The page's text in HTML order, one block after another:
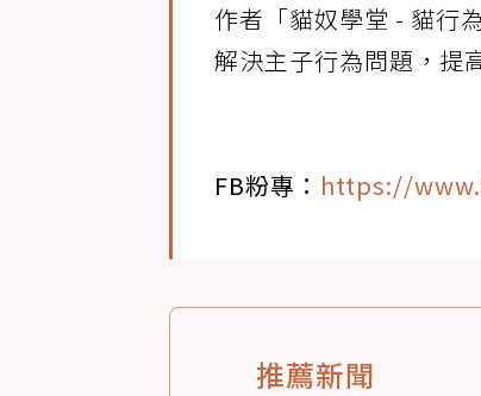
作者「貓奴學堂 - 貓行
解決主子行為問題，提
FB粉專： https://
推薦新聞